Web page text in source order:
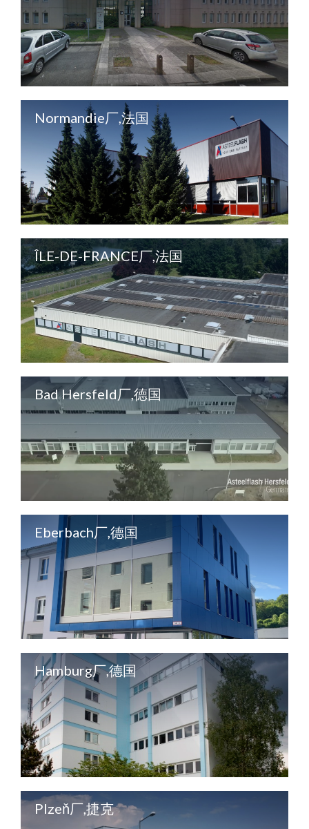
Normandie厂,法国
ÎLE-DE-FRANCE厂,法国
Bad Hersfeld厂,德国
Eberbach厂,德国
Hamburg厂,德国
Plzeň厂,捷克